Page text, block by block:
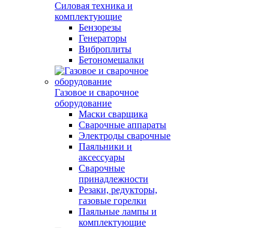
Силовая техника и
комплектующие
Бензорезы
Генераторы
Виброплиты
Бетономешалки
Газовое и сварочное
оборудование
Маски сварщика
Сварочные аппараты
Электроды сварочные
Паяльники и
аксессуары
Сварочные
принадлежности
Резаки, редукторы,
газовые горелки
Паяльные лампы и
комплектующие